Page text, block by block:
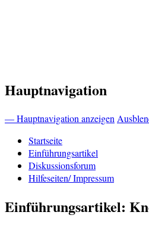
Hauptnavigation
— Hauptnavigation anzeigen
Startseite
Einführungsartikel
Diskussionsforum
Hilfeseiten/ Impressum
Einführungsartikel: